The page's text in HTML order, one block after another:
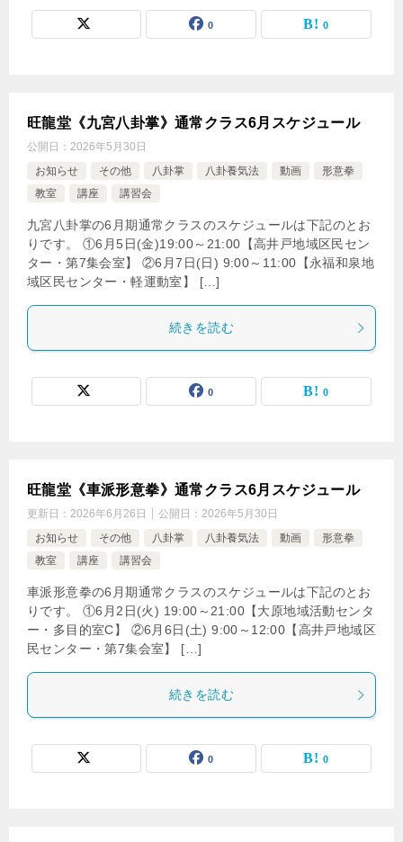
0 0
旺龍堂《九宮八卦掌》通常クラス6月スケジュール
公開日： 2026年5月30日
お知らせ
その他 八卦掌 八卦養気法 動画
形意拳
教室
講座 講習会
九宮八卦掌の6月期通常クラスのスケジュールは下記のとお
りです。 ①6月5日(金)19:00～21:00【高井戸地域区民セン
ター・第7集会室】 ②6月7日(日) 9:00～11:00【永福和泉地
域区民センター・軽運動室】 […]
続きを読む
0 0
旺龍堂《車派形意拳》通常クラス6月スケジュール
更新日： 2026年6月26日 公開日： 2026年5月30日
お知らせ
その他 八卦掌 八卦養気法 動画
形意拳
教室
講座 講習会
車派形意拳の6月期通常クラスのスケジュールは下記のとお
りです。 ①6月2日(火) 19:00～21:00【大原地域活動センタ
ー・多目的室C】 ②6月6日(土) 9:00～12:00【高井戸地域区
民センター・第7集会室】 […]
続きを読む
0 0